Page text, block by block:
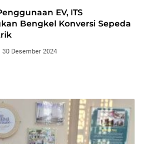
EV, ITS
Bengkel Konversi Sepeda
30 Desember 2024